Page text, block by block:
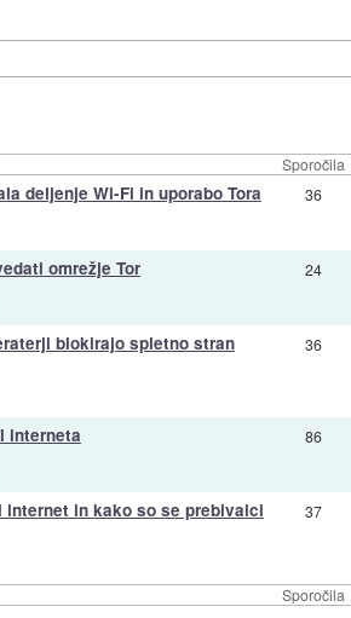
Sporočila
Sporočila
deljenje Wi-Fi in uporabo Tora 36
omrežje Tor 24
blokirajo spletno stran 36
interneta 86
internet in kako so se prebivalci 37